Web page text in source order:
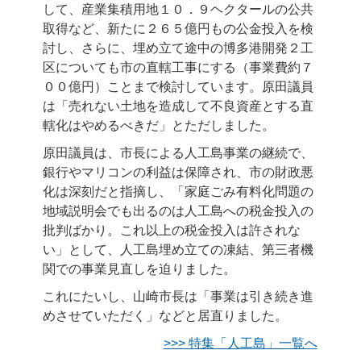
して、産業集積用地１０．９ヘクタールの公共
取得など、新たに２６５億円もの公金投入を検
討し、さらに、埋め立て途中の博多港開発２工
区についても市の直轄工事にする（事業費約７
００億円）ことまで検討しています。原田議員
は「売れない土地を造成して不良資産とする直
轄化はやめるべきだ」とただしました。
原田議員は、市長による人工島事業の継続で、
銀行やマリコンの利益は保障され、市の財政悪
化は深刻だと指摘し、「家庭ごみ有料化問題の
地域説明会でも出るのは人工島への税金投入の
批判ばかり。これ以上の税金投入は許されな
い」として、人工島埋め立ての凍結、第三者機
関での事業見直しを迫りました。
これにたいし、山崎市長は「事業は引き続き進
めさせていただく」などと居直りました。
>>> 特集「人工島」一覧へ